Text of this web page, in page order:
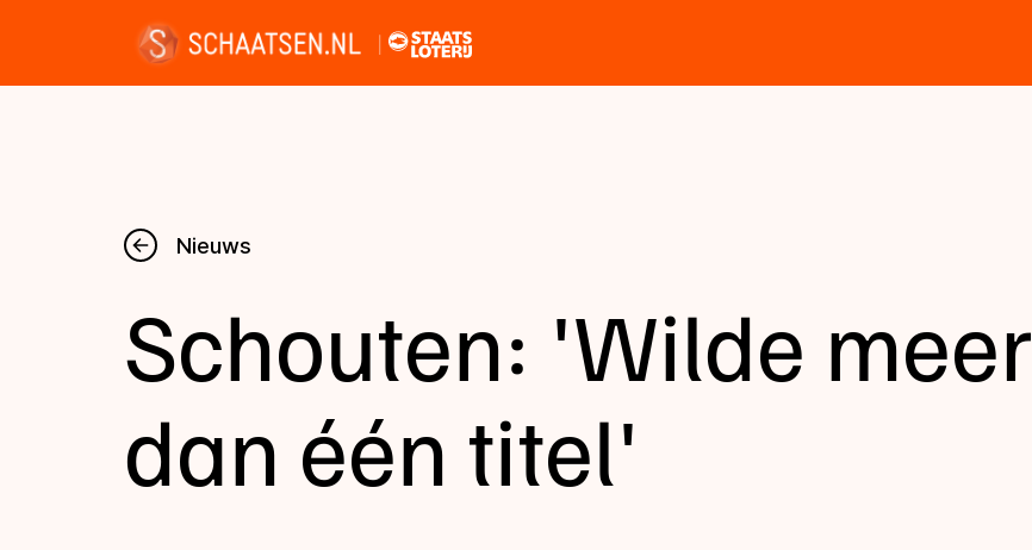
Nieuws
Kalender
Disciplines
Uitslagen
Nieuws
Schouten: 'Wilde meer
dan één titel'